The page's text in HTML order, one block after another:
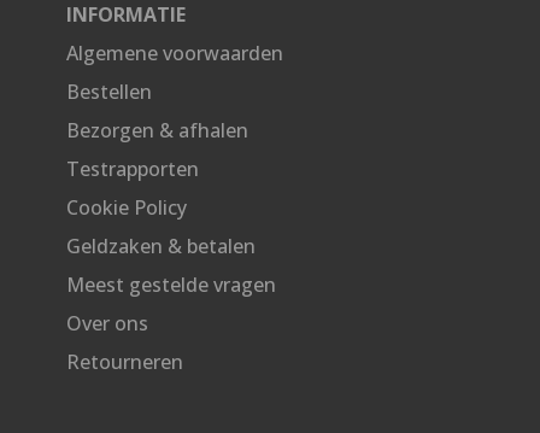
INFORMATIE
Algemene voorwaarden
Bestellen
Bezorgen & afhalen
Testrapporten
Cookie Policy
Geldzaken & betalen
Meest gestelde vragen
Over ons
Retourneren